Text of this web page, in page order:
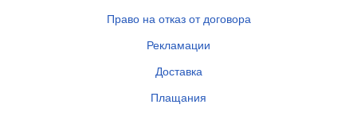
Право на отказ от договора
Рекламации
Доставка
Плащания